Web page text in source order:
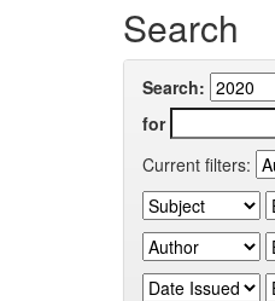
Search
Search:
for
Current filters: